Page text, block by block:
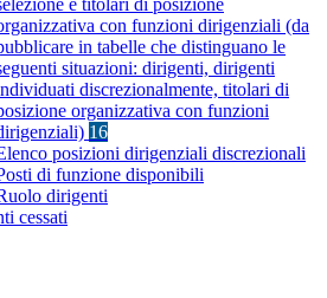
e titolari di posizione
con funzioni dirigenziali (da
in tabelle che distinguano le
situazioni: dirigenti, dirigenti
discrezionalmente, titolari di
organizzativa con funzioni
16
posizioni dirigenziali discrezionali
di funzione disponibili
dirigenti
cessati